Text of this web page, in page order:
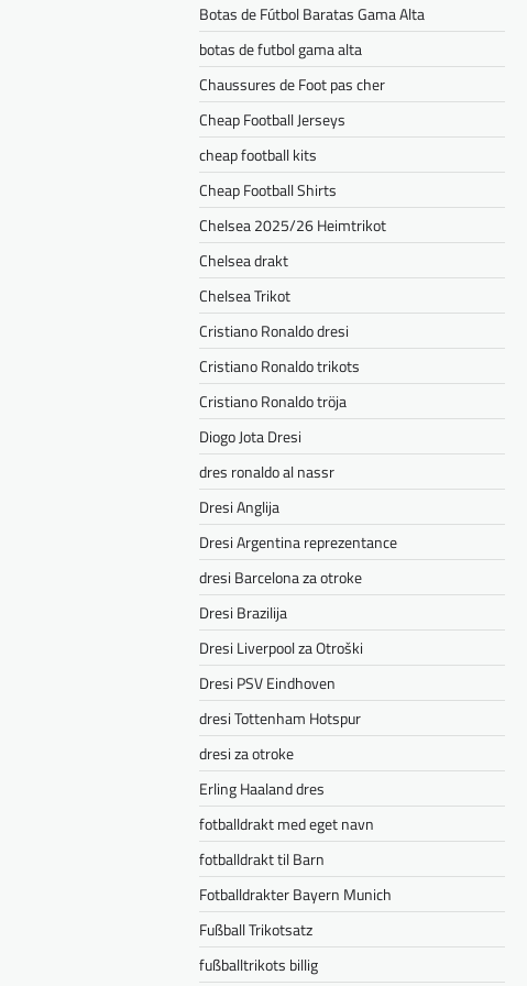
Botas de Fútbol Baratas Gama Alta
botas de futbol gama alta
Chaussures de Foot pas cher
Cheap Football Jerseys
cheap football kits
Cheap Football Shirts
Chelsea 2025/26 Heimtrikot
Chelsea drakt
Chelsea Trikot
Cristiano Ronaldo dresi
Cristiano Ronaldo trikots
Cristiano Ronaldo tröja
Diogo Jota Dresi
dres ronaldo al nassr
Dresi Anglija
Dresi Argentina reprezentance
dresi Barcelona za otroke
Dresi Brazilija
Dresi Liverpool za Otroški
Dresi PSV Eindhoven
dresi Tottenham Hotspur
dresi za otroke
Erling Haaland dres
fotballdrakt med eget navn
fotballdrakt til Barn
Fotballdrakter Bayern Munich
Fußball Trikotsatz
fußballtrikots billig